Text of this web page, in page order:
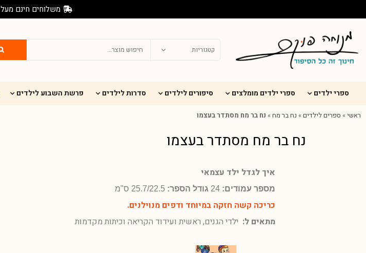
משלוחים חינם מעל 199 ש״ח
ספרי ילדים ספרי ילדים מומלצים סיפורים לילדים סדרות לילדים פרשת השבוע לילדים
ראשי» ספרים לילדים» נח בר מח» נח בר מח מסתדר בעצמו
נח בר מח מסתדר בעצמו
איך לגדל ילד עצמאי
מספר עמודים: 24 גודל הספר:
כריכה קשה חזקה במיוחד ודפים מנוילנים.
מתאים ל: ילדי הגנים, ראשית ועידוד הקריאה וכיתות מקדמות